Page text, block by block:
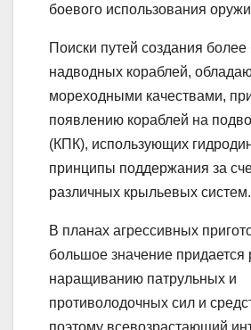
боевого использования
Поиски путей создания
надводных кораблей,
мореходными качествами,
появлению кораблей на
(КПК), использующих
принципы поддержания за
различных крыльевых систем.
В планах агрессивных
большое значение придается
наращиванию патрульных и
противолодочных сил и